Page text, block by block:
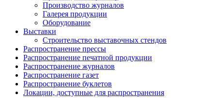
Производство журналов
Галерея продукции
Оборудование
Выставки
Строительство выставочных стендов
Распространение прессы
Распространение печатной продукции
Распространение журналов
Распространение газет
Распространение буклетов
Локации, доступные для распространения